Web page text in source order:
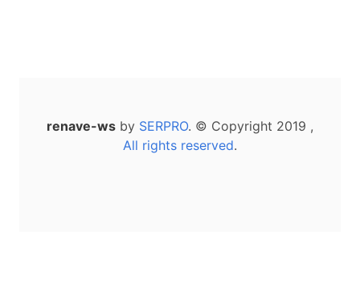
renave-ws by SERPRO. © Copyright 2019 ,
All rights reserved.